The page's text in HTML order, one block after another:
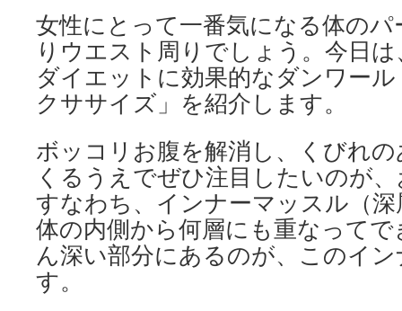
キ
プ
女性にとって一番気になる体の
りウエスト周りでしょう。今日
ダイエットに効果的なダンワー
クササイズ」を紹介します。
ボッコリお腹を解消し、くびれ
くるうえでぜひ注目したいのが
すなわち、インナーマッスル（
体の内側から何層にも重なって
ん深い部分にあるのが、このイ
す。